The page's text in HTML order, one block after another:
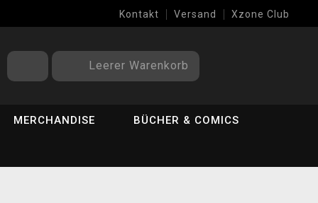
Kontakt Versand Xzone Club
Leerer Warenkorb
MERCHANDISE BÜCHER & COMICS